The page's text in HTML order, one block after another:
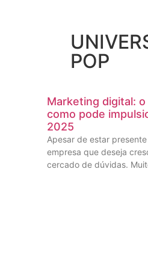
POP
Marketing digital:
como pode
2025
Apesar de estar
empresa que deseja
cercado de dúvidas.